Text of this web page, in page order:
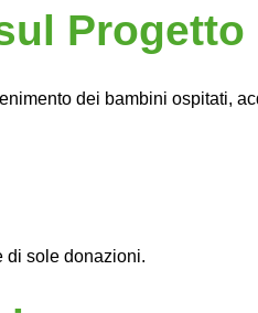
Progetto
dei bambini ospitati,
di sole donazioni.